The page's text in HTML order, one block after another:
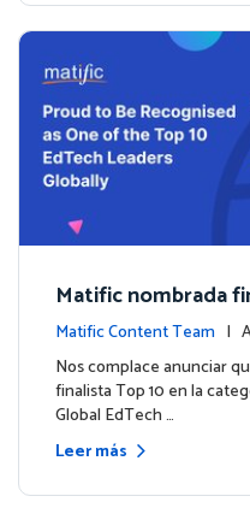
Matific nombrada
o inaugural Global
Matific Content Team |
entos
Nos complace anunciar
finalista Top 10 en la
Global EdTech …
Leer más